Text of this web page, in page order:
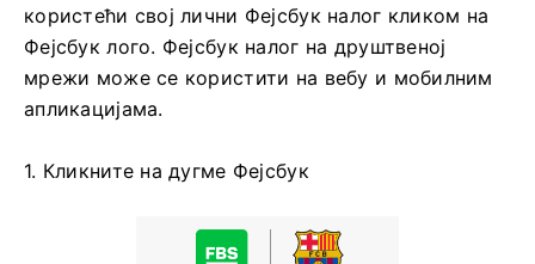
користећи свој лични Фејсбук налог кликом на
Фејсбук лого. Фејсбук налог на друштвеној
мрежи може се користити на вебу и мобилним
апликацијама.
1. Кликните на дугме Фејсбук